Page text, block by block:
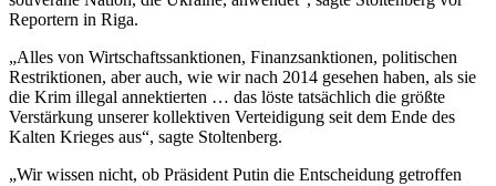
Reportern in Riga.
„Alles von Wirtschaftssanktionen, Finanzsanktionen, politischen
Restriktionen, aber auch, wie wir nach 2014 gesehen haben, als sie
die Krim illegal annektierten … das löste tatsächlich die größte
Verstärkung unserer kollektiven Verteidigung seit dem Ende des
Kalten Krieges aus“, sagte Stoltenberg.
„Wir wissen nicht, ob Präsident Putin die Entscheidung getroffen